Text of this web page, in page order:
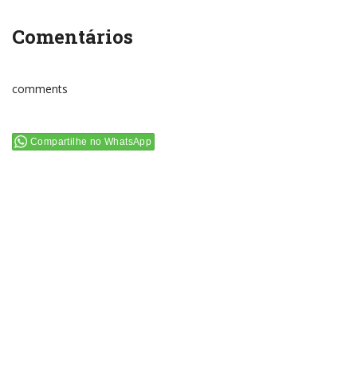
Comentários
comments
Compartilhe no WhatsApp